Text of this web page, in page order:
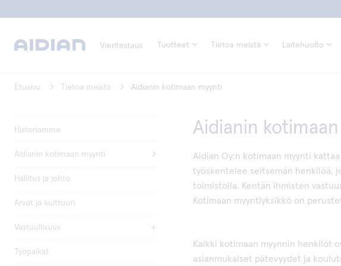
Vieritestaus Tuotteet Tietoa meistä Laitehuolto
Etusivu Tietoa meistä Aidianin kotimaan myynti
Historiamme
Aidianin kotimaan myynti
Hallitus ja johto
Arvot ja kulttuuri
Vastuullisuus
Työpaikat
Aidianin
Aidian Oy:n kotimaan myynti
työskentelee seitsemän henkilöä,
toimistolla. Kentän ihmisten
Kotimaan myyntiyksikkö on
Kaikki kotimaan myynnin henkilöt
asianmukaiset pätevyydet ja